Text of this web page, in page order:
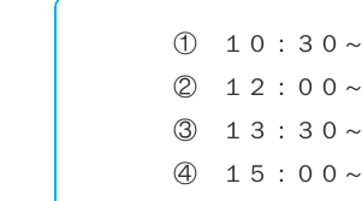
① １０：３０～
② １２：００～
③ １３：３０～
④ １５：００～